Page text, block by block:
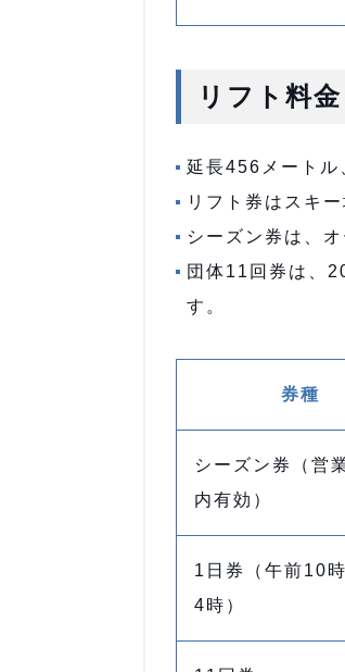
リフト料金
延長456メートル
リフト券はスキ
シーズン券は、
団体11回券は、
す。
券種
シーズン券（営
内有効）
1日券（午前10
4時）